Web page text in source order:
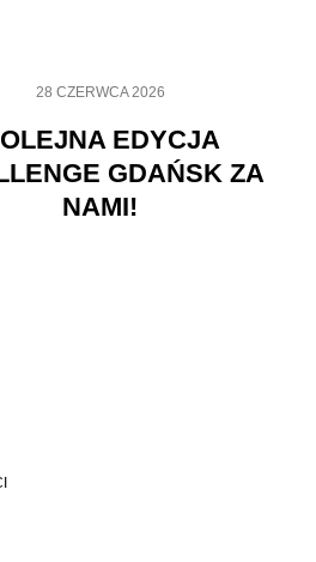
28 CZERWCA 2026
EDYCJA
GDAŃSK ZA
NAMI!